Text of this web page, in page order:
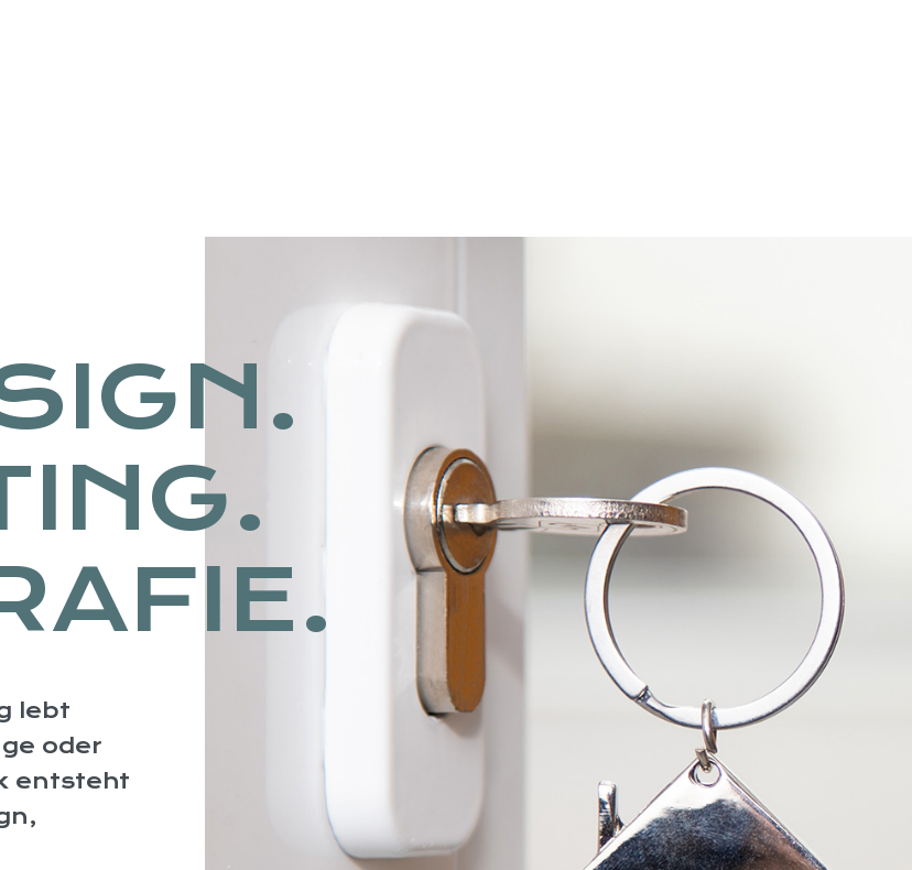
lebt
oder
entsteht